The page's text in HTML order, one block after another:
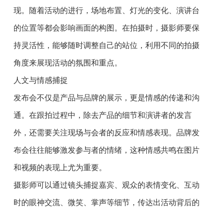
现。随着活动的进行，场地布置、灯光的变化、演讲台
的位置等都会影响画面的构图。在拍摄时，摄影师要保
持灵活性，能够随时调整自己的站位，利用不同的拍摄
角度来展现活动的氛围和重点。
人文与情感捕捉
发布会不仅是产品与品牌的展示，更是情感的传递和沟
通。在跟拍过程中，除去产品的细节和演讲者的发言
外，还需要关注现场与会者的反应和情感表现。品牌发
布会往往能够激发参与者的情绪，这种情感共鸣在图片
和视频的表现上尤为重要。
摄影师可以通过镜头捕捉嘉宾、观众的表情变化、互动
时的眼神交流、微笑、掌声等细节，传达出活动背后的